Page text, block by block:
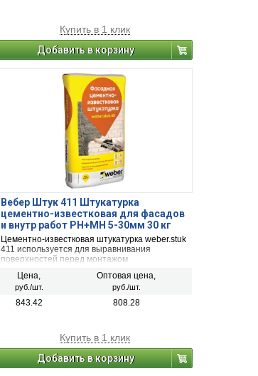
Купить в 1 клик
Добавить в корзину
Вебер Штук 411 Штукатурка
цементно-известковая для фасадов
и внутр работ РН+МН 5-30мм 30 кг
48шт
Цементно-известковая штукатурка weber.stuk
411 используется для выравнивания
поверхностей перед монтажом
шпаклеванием, нанесением декоративной
штукатурки, окрашиванием. Высокая
паропроницаемость, биостойкость,
Цена,
руб./шт.
Оптовая цена,
руб./шт.
843.42 808.28
Купить в 1 клик
Добавить в корзину